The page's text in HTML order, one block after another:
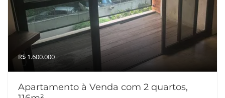
R$ 1.600.000
Apartamento à Venda com 2 quartos,